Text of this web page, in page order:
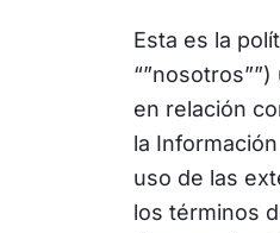
Esta es la
en relación
la
uso de las
los términos